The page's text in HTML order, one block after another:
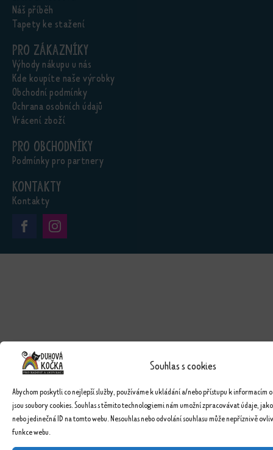
Souhlas s cookies
Abychom poskytli co nejlepší služby, používáme k ukládání a/nebo přístupu k informacím
jsou soubory cookies. Souhlas s těmito technologiemi nám umožní zpracovávat údaje,
nebo jedinečná ID na tomto webu. Nesouhlas nebo odvolání souhlasu může nepříznivě
funkce webu.
Náš příběh
Tapety ke stažení
Pro zákazníky
Výhody nákupu u nás
Kde koupíte naše výrobky
Obchodní podmínky
Ochrana osobních údajů
Vrácení zboží
Pro obchodníky
Podmínky pro partnery
Kontakty
Kontakty